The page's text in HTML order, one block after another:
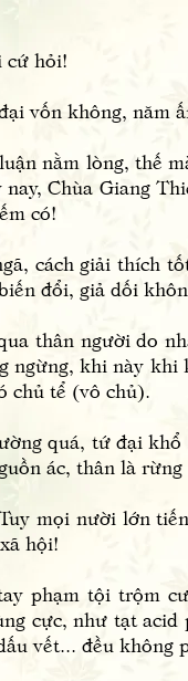
cứ hỏi!
vốn không, năm
lòng, thế mà
Chùa Giang
có!
cách giải thích
đổi, giả dối
thân người do
ngừng, khi này
chủ tể (vô chủ).
quá, tứ đại khổ
ác, thân là
nười lớn tiếng
hội!
phạm tội trộm
cực, như tạt
vết... đều không